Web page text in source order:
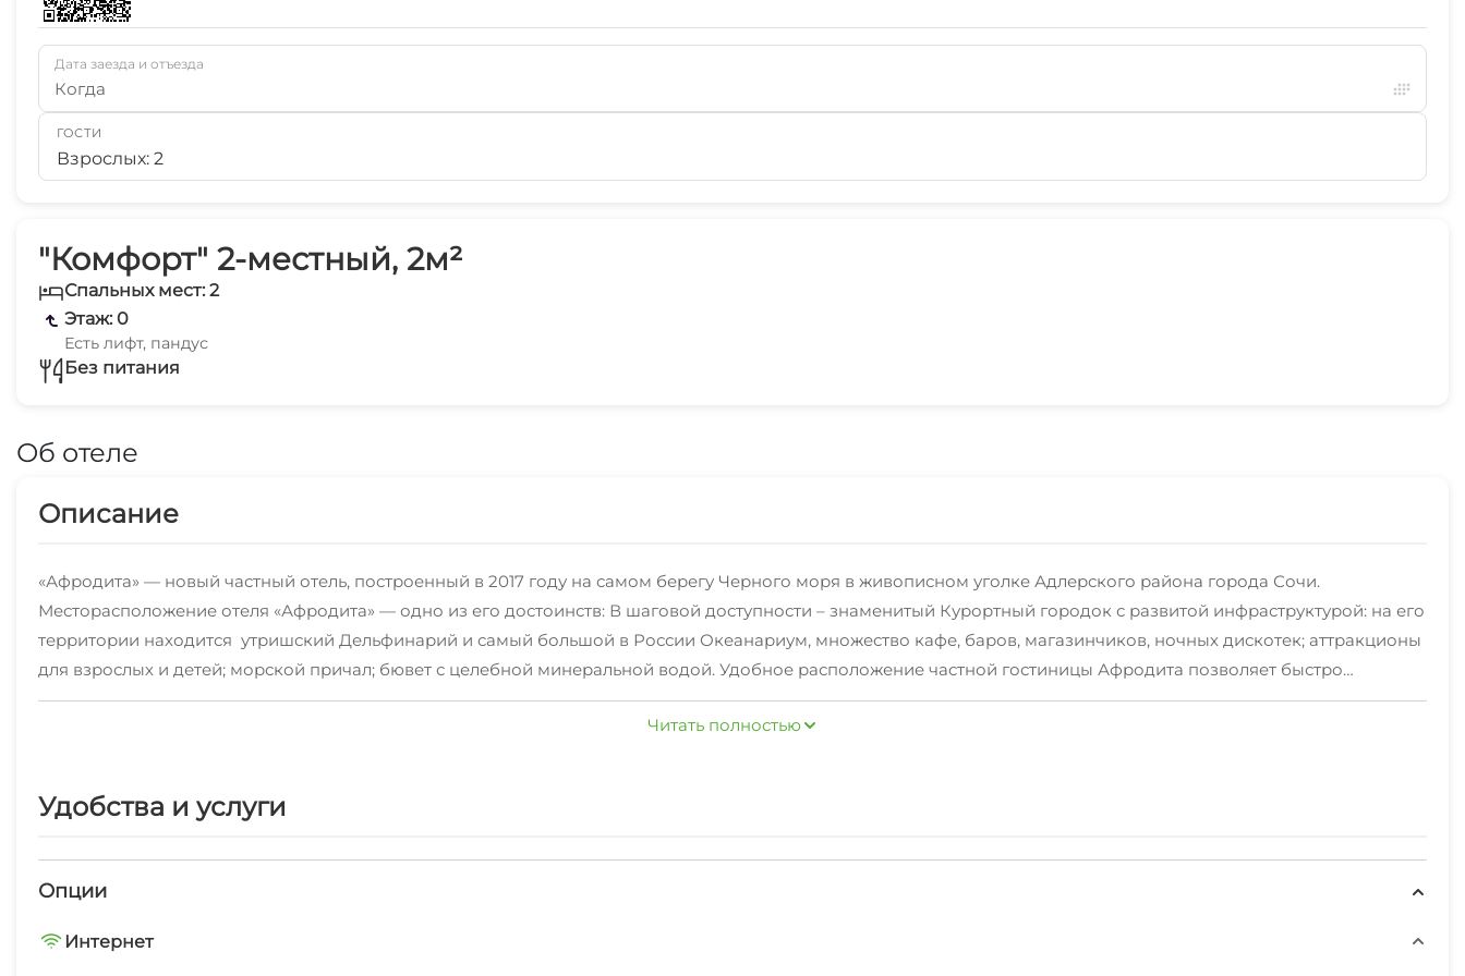
"Комфорт" 2-местный, 2м²
Спальных мест: 2
Этаж: 0
Есть лифт, пандус
Без питания
Об отеле
Описание
«Афродита» — новый частный отель, построенный в 2017 году на самом берегу Черного моря в живописном уголке Адлерского района города Сочи.
Месторасположение отеля «Афродита» — одно из его достоинств: В шаговой доступности – знаменитый Курортный городок с развитой инфраструктурой: на его
территории находится утришский Дельфинарий и самый большой в России Океанариум, множество кафе, баров, магазинчиков, ночных дискотек; аттракционы
для взрослых и детей; морской причал; бювет с целебной минеральной водой. Удобное расположение частной гостиницы Афродита позволяет быстро
добраться как до аэропорта 6км и ж/д станции Адлер 2км, так и до Сочи 24км.
Читать полностью
Удобства и услуги
Опции
Интернет
Дата заезда и отъезда
Когда
ГОСТИ
Взрослых: 2